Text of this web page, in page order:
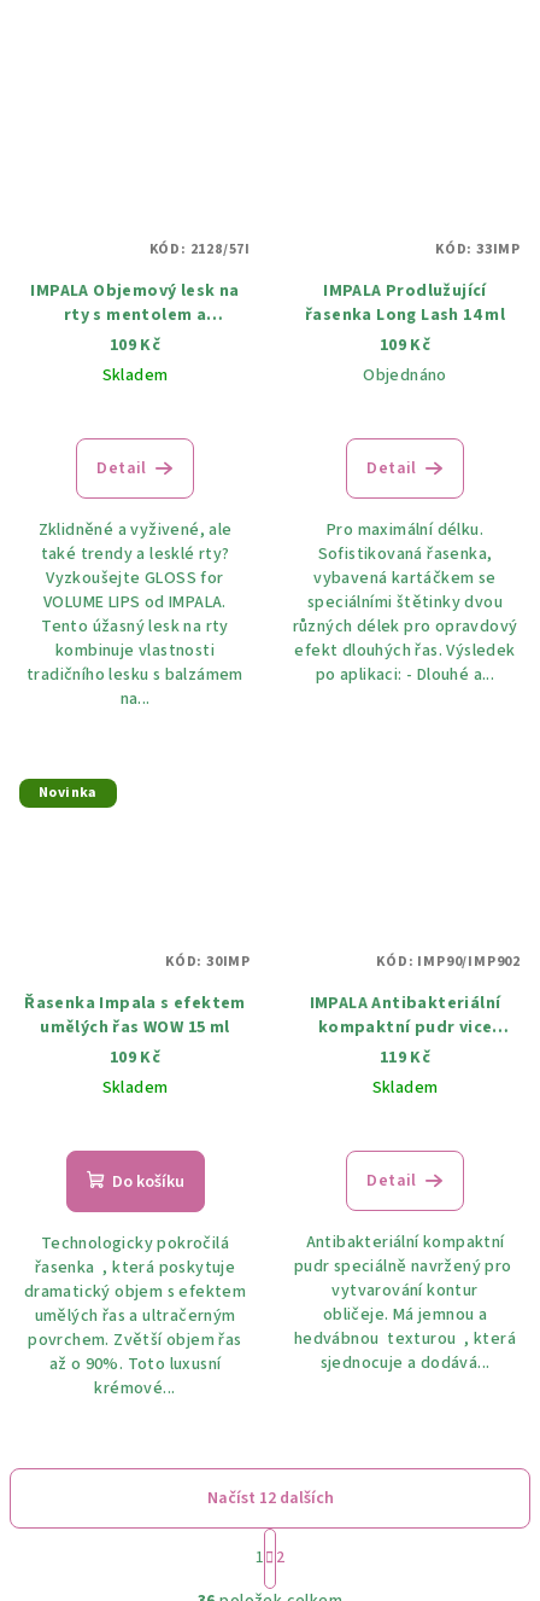
IMPALA Objemový lesk na
rty s mentolem a
extraktem z feferonky 6
ml, různé odstiny
109 Kč
Skladem
Detail
Zklidněné a vyživené, ale
také trendy a lesklé rty?
Vyzkoušejte GLOSS for
VOLUME LIPS od IMPALA.
Tento úžasný lesk na rty
kombinuje vlastnosti
tradičního lesku s balzámem
na...
KÓD: 2128/57I
IMPALA Prodlužující
řasenka Long Lash 14 ml
109 Kč
Objednáno
Detail
Pro maximální délku.
Sofistikovaná řasenka,
vybavená kartáčkem se
speciálními štětinky dvou
různých délek pro opravdový
efekt dlouhých řas. Výsledek
po aplikaci: - Dlouhé a...
KÓD: 33IMP
Novinka
Řasenka Impala s efektem
umělých řas WOW 15 ml
109 Kč
Skladem
hodnocení
produktu
z
5
hvězdiček.
Do košíku
Technologicky pokročilá
řasenka , která poskytuje
dramatický objem s efektem
umělých řas a ultračerným
povrchem. Zvětší objem řas
až o 90%. Toto luxusní
krémové...
KÓD: 30IMP
IMPALA Antibakteriální
kompaktní pudr vice
odstínů 12 g
119 Kč
Skladem
Detail
Antibakteriální kompaktní
pudr speciálně navržený pro
vytvarování kontur
obličeje. Má jemnou a
hedvábnou texturou , která
sjednocuje a dodává...
KÓD: IMP90/IMP902
O
Načíst 12 dalších
S
t
r
1 2